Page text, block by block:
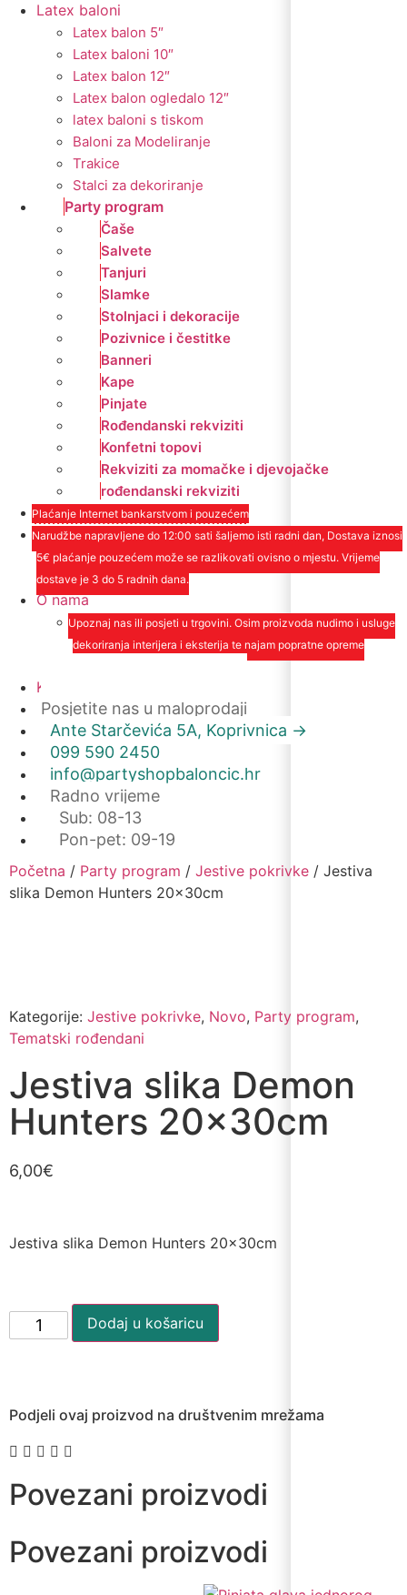
Latex baloni
Latex balon 5″
Latex baloni 10″
Latex balon 12″
Latex balon ogledalo 12″
latex baloni s tiskom
Baloni za Modeliranje
Trakice
Stalci za dekoriranje
Party program
Čaše
Salvete
Tanjuri
Slamke
Stolnjaci i dekoracije
Pozivnice i čestitke
Banneri
Kape
Pinjate
Rođendanski rekviziti
Konfetni topovi
Rekviziti za momačke i djevojačke
rođendanski rekviziti
Plaćanje Internet bankarstvom i pouzećem
Narudžbe napravljene do 12:00 sati šaljemo isti radni dan, Dostava iznosi
5€ plaćanje pouzećem može se razlikovati ovisno o mjestu. Vrijeme
dostave je 3 do 5 radnih dana.
O nama
Upoznaj nas ili posjeti u trgovini. Osim proizvoda nudimo i usluge
dekoriranja interijera i eksterija te najam popratne opreme
Kontakt
Posjetite nas u maloprodaji
Ante Starčevića 5A, Koprivnica ->
099 590 2450
info@partyshopbaloncic.hr
Radno vrijeme
Sub: 08-13
Pon-pet: 09-19
Početna / Party program / Jestive pokrivke / Jestiva
slika Demon Hunters 20x30cm
Kategorije: Jestive pokrivke, Novo, Party program,
Tematski rođendani
Jestiva slika Demon
Hunters 20x30cm
6,00€
Jestiva slika Demon Hunters 20x30cm
Dodaj u košaricu
Podjeli ovaj proizvod na društvenim mrežama
Povezani proizvodi
Povezani proizvodi